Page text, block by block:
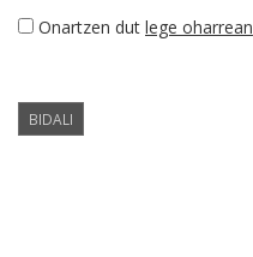
Onartzen dut lege oharrean
BIDALI